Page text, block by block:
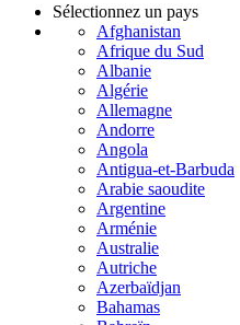
Sélectionnez un pays
Afghanistan
Afrique du Sud
Albanie
Algérie
Allemagne
Andorre
Angola
Antigua-et-Barbuda
Arabie saoudite
Argentine
Arménie
Australie
Autriche
Azerbaïdjan
Bahamas